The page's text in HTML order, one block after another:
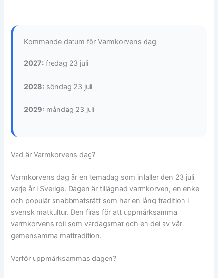
Kommande datum för Varmkorvens dag
2027: fredag 23 juli
2028: söndag 23 juli
2029: måndag 23 juli
Vad är Varmkorvens dag?
Varmkorvens dag är en temadag som infaller den 23 juli
varje år i Sverige. Dagen är tillägnad varmkorven, en enkel
och populär snabbmatsrätt som har en lång tradition i
svensk matkultur. Den firas för att uppmärksamma
varmkorvens roll som vardagsmat och en del av vår
gemensamma mattradition.
Varför uppmärksammas dagen?